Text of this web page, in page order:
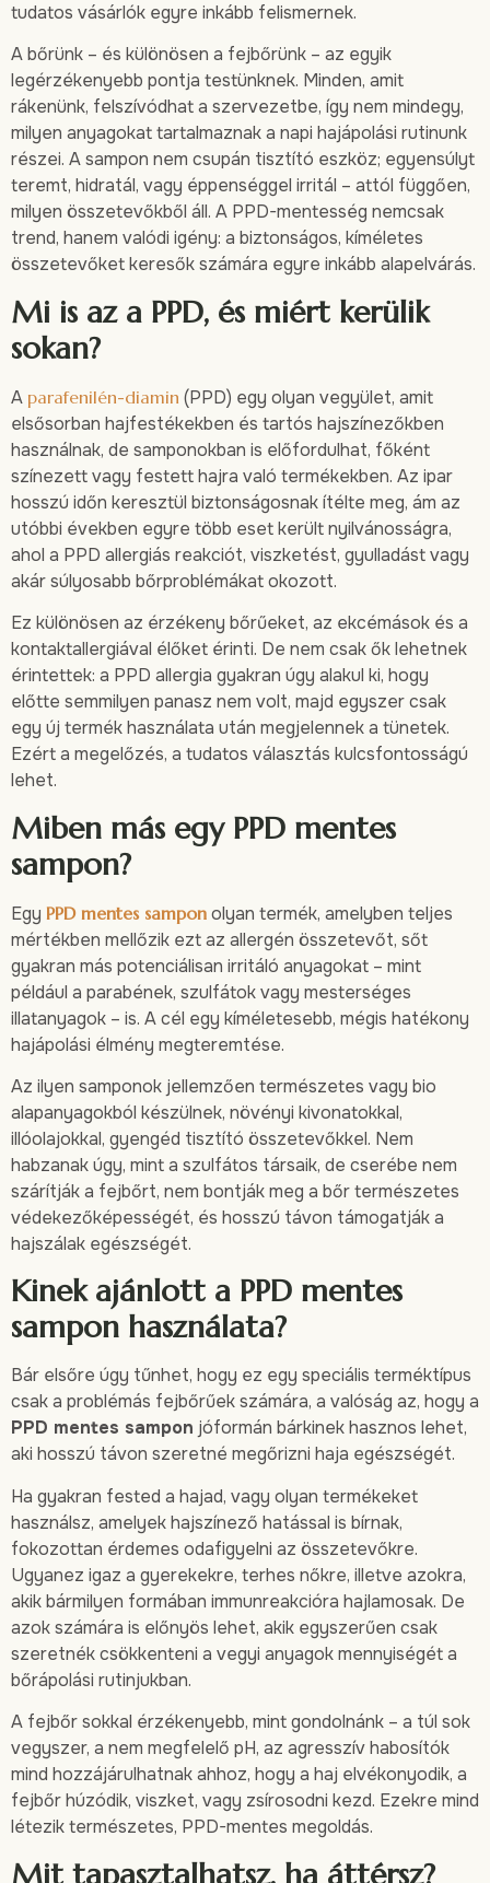
tudatos vásárlók egyre inkább felismernek.
A bőrünk – és különösen a fejbőrünk – az egyik
legérzékenyebb pontja testünknek. Minden, amit
rákenünk, felszívódhat a szervezetbe, így nem mindegy,
milyen anyagokat tartalmaznak a napi hajápolási rutinunk
részei. A sampon nem csupán tisztító eszköz; egyensúlyt
teremt, hidratál, vagy éppenséggel irritál – attól függően,
milyen összetevőkből áll. A PPD-mentesség nemcsak
trend, hanem valódi igény: a biztonságos, kíméletes
összetevőket keresők számára egyre inkább alapelvárás.
Mi is az a PPD, és miért kerülik
sokan?
A parafenilén-diamin (PPD) egy olyan vegyület, amit
elsősorban hajfestékekben és tartós hajszínezőkben
használnak, de samponokban is előfordulhat, főként
színezett vagy festett hajra való termékekben. Az ipar
hosszú időn keresztül biztonságosnak ítélte meg, ám az
utóbbi években egyre több eset került nyilvánosságra,
ahol a PPD allergiás reakciót, viszketést, gyulladást vagy
akár súlyosabb bőrproblémákat okozott.
Ez különösen az érzékeny bőrűeket, az ekcémások és a
kontaktallergiával élőket érinti. De nem csak ők lehetnek
érintettek: a PPD allergia gyakran úgy alakul ki, hogy
előtte semmilyen panasz nem volt, majd egyszer csak
egy új termék használata után megjelennek a tünetek.
Ezért a megelőzés, a tudatos választás kulcsfontosságú
lehet.
Miben más egy PPD mentes
sampon?
Egy PPD mentes sampon olyan termék, amelyben teljes
mértékben mellőzik ezt az allergén összetevőt, sőt
gyakran más potenciálisan irritáló anyagokat – mint
például a parabének, szulfátok vagy mesterséges
illatanyagok – is. A cél egy kíméletesebb, mégis hatékony
hajápolási élmény megteremtése.
Az ilyen samponok jellemzően természetes vagy bio
alapanyagokból készülnek, növényi kivonatokkal,
illóolajokkal, gyengéd tisztító összetevőkkel. Nem
habzanak úgy, mint a szulfátos társaik, de cserébe nem
szárítják a fejbőrt, nem bontják meg a bőr természetes
védekezőképességét, és hosszú távon támogatják a
hajszálak egészségét.
Kinek ajánlott a PPD mentes
sampon használata?
Bár elsőre úgy tűnhet, hogy ez egy speciális terméktípus
csak a problémás fejbőrűek számára, a valóság az, hogy a
PPD mentes sampon jóformán bárkinek hasznos lehet,
aki hosszú távon szeretné megőrizni haja egészségét.
Ha gyakran fested a hajad, vagy olyan termékeket
használsz, amelyek hajszínező hatással is bírnak,
fokozottan érdemes odafigyelni az összetevőkre.
Ugyanez igaz a gyerekekre, terhes nőkre, illetve azokra,
akik bármilyen formában immunreakcióra hajlamosak. De
azok számára is előnyös lehet, akik egyszerűen csak
szeretnék csökkenteni a vegyi anyagok mennyiségét a
bőrápolási rutinjukban.
A fejbőr sokkal érzékenyebb, mint gondolnánk – a túl sok
vegyszer, a nem megfelelő pH, az agresszív habosítók
mind hozzájárulhatnak ahhoz, hogy a haj elvékonyodik, a
fejbőr húzódik, viszket, vagy zsírosodni kezd. Ezekre mind
létezik természetes, PPD-mentes megoldás.
Mit tapasztalhatsz, ha áttérsz?